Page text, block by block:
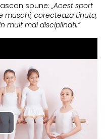
spune:„Acest sport
muschi, corecteaza tinuta,
mult mai disciplinati.”